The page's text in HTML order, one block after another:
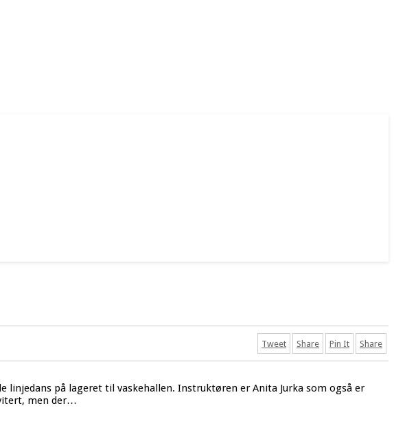
Tweet Share Pin It Share
linjedans på lageret til vaskehallen. Instruktøren er Anita Jurka som også er
men der…